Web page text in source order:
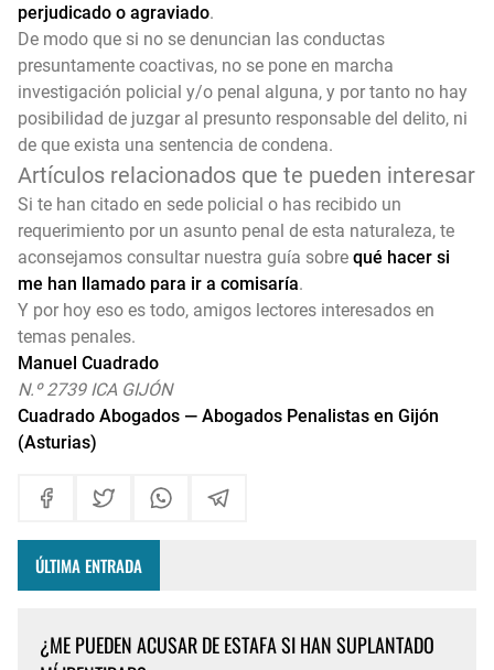
perjudicado o agraviado.
De modo que si no se denuncian las conductas
presuntamente coactivas, no se pone en marcha
investigación policial y/o penal alguna, y por tanto no hay
posibilidad de juzgar al presunto responsable del delito, ni
de que exista una sentencia de condena.
Artículos relacionados que te pueden interesar
Si te han citado en sede policial o has recibido un
requerimiento por un asunto penal de esta naturaleza, te
aconsejamos consultar nuestra guía sobre qué hacer si
me han llamado para ir a comisaría.
Y por hoy eso es todo, amigos lectores interesados en
temas penales.
Manuel Cuadrado
N.º 2739 ICA GIJÓN
Cuadrado Abogados — Abogados Penalistas en Gijón
(Asturias)
ÚLTIMA ENTRADA
¿ME PUEDEN ACUSAR DE ESTAFA SI HAN SUPLANTADO